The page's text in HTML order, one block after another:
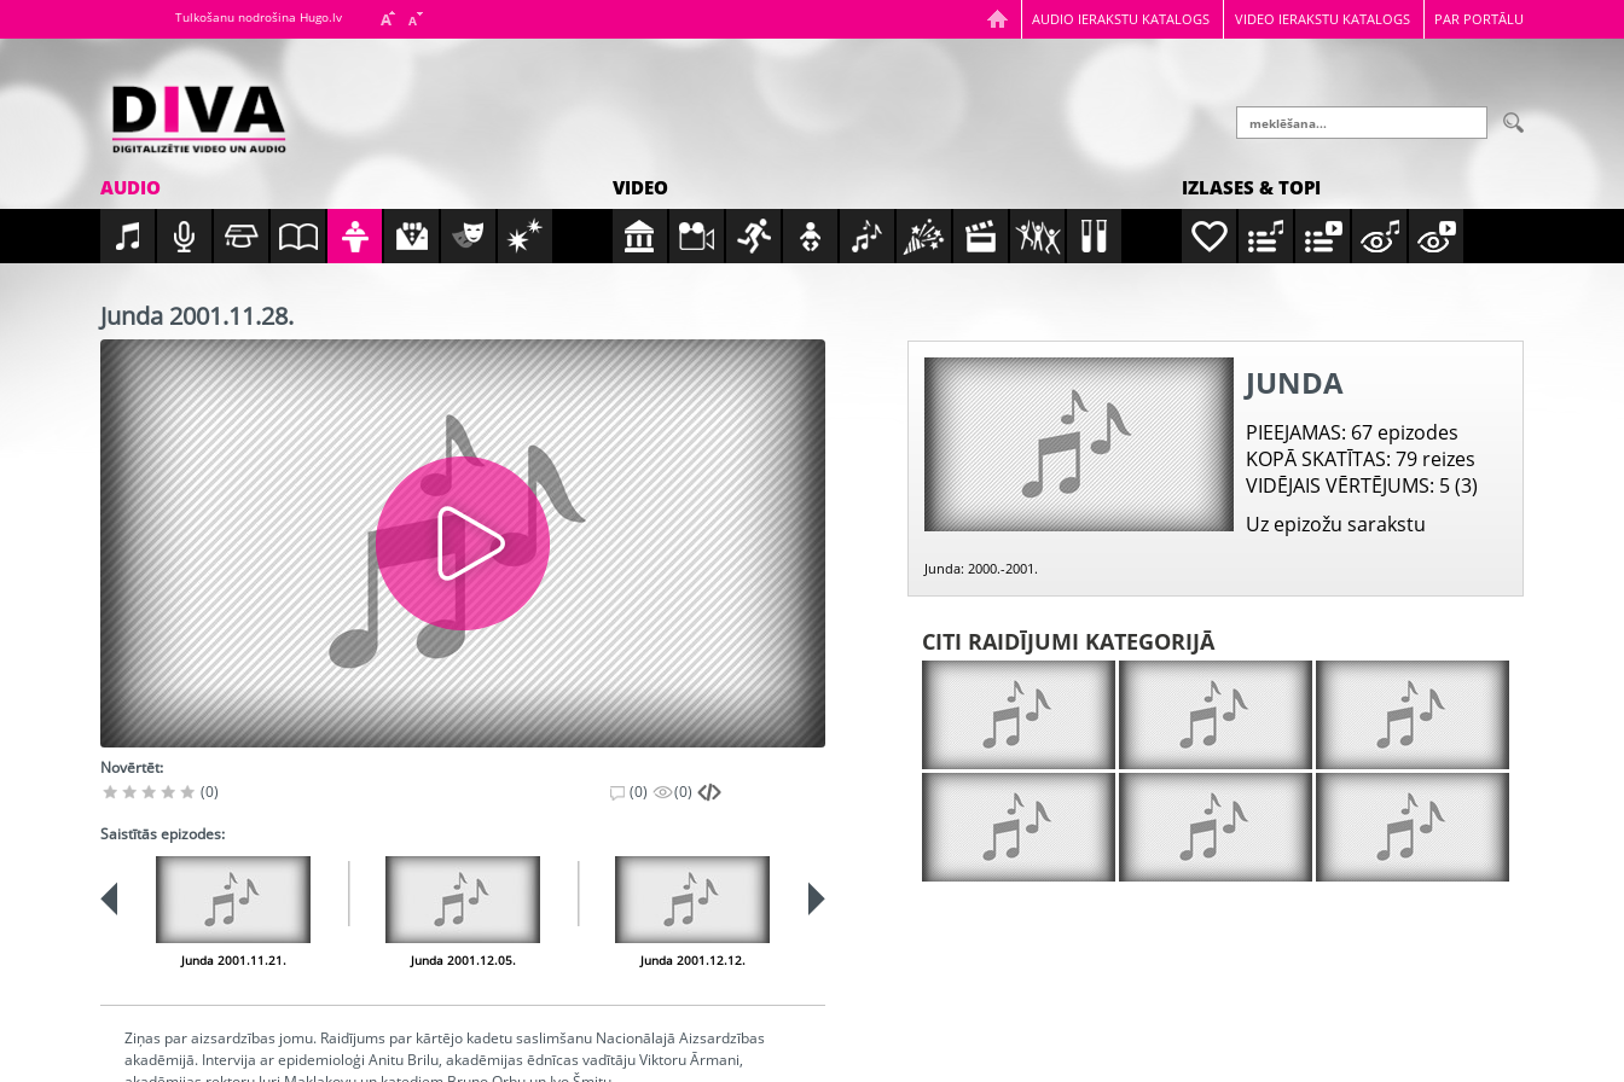
AUDIO IERAKSTU KATALOGS VIDEO IERAKSTU KATALOGS PAR PORTĀLU
Tulkošanu nodrošina Hugo.lv
AUDIO VIDEO IZLASES & TOPI
Junda 2001.11.28.
Novērtēt:
(0)
(0) (0)
Saistītās epizodes:
Junda 2001.11.21. Junda 2001.12.05. Junda 2001.12.12.
Ziņas par aizsardzības jomu. Raidījums par kārtējo kadetu saslimšanu Nacionālajā Aizsardzības
akadēmijā. Intervija ar epidemioloģi Anitu Brilu, akadēmijas ēdnīcas vadītāju Viktoru Ārmani,
JUNDA
PIEEJAMAS: 67 epizodes
KOPĀ SKATĪTAS: 79 reizes
VIDĒJAIS VĒRTĒJUMS: 5 (3)
Uz epizožu sarakstu
Junda: 2000.-2001.
CITI RAIDĪJUMI KATEGORIJĀ